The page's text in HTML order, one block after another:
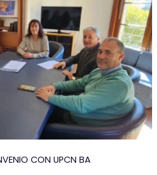
CON UPCN BA